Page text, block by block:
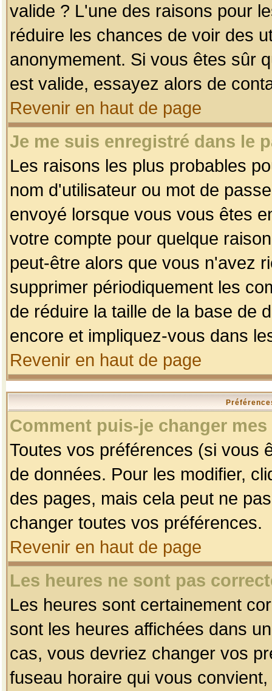
valide ? L'une des raisons pour
réduire les chances de voir des
anonymement. Si vous êtes sûr
est valide, essayez alors de
Revenir en haut de page
Je me suis enregistré dans le
Les raisons les plus probables
nom d'utilisateur ou mot de
envoyé lorsque vous vous êtes
votre compte pour quelque
peut-être alors que vous n'avez
supprimer périodiquement les
de réduire la taille de la base de
encore et impliquez-vous dans
Revenir en haut de page
Comment puis-je changer
Toutes vos préférences (si vous
de données. Pour les modifier,
des pages, mais cela peut ne
changer toutes vos préférences.
Revenir en haut de page
Les heures ne sont pas
Les heures sont certainement
sont les heures affichées dans
cas, vous devriez changer vos
fuseau horaire qui vous